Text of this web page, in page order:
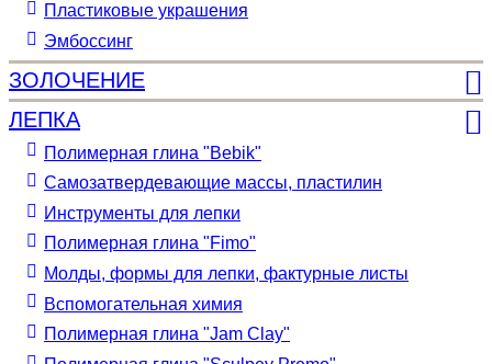
Пластиковые украшения
Эмбоссинг
ЗОЛОЧЕНИЕ
ЛЕПКА
Полимерная глина "Bebik"
Самозатвердевающие массы, пластилин
Инструменты для лепки
Полимерная глина "Fimo"
Молды, формы для лепки, фактурные листы
Вспомогательная химия
Полимерная глина "Jam Clay"